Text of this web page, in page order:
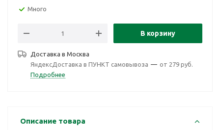
Много
В корзину
Доставка в Москва
ЯндексДоставка в ПУНКТ самовывоза — от 279 руб.
Подробнее
Описание товара